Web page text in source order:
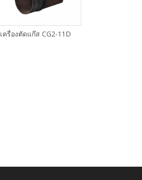
เครื่องตัดแก๊ส CG2-11D